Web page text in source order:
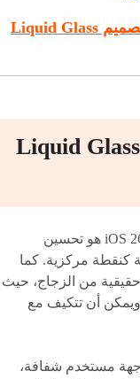
الجزء 1. ما هو تصميم Liquid Glass
تصميم "Apple Liquid Glass" الجديد في iOS 26 هو تحسين
كنقطة مركزية. كما
من الزجاج، حيث
أن تتكيف مع
مستخدم شفافة،